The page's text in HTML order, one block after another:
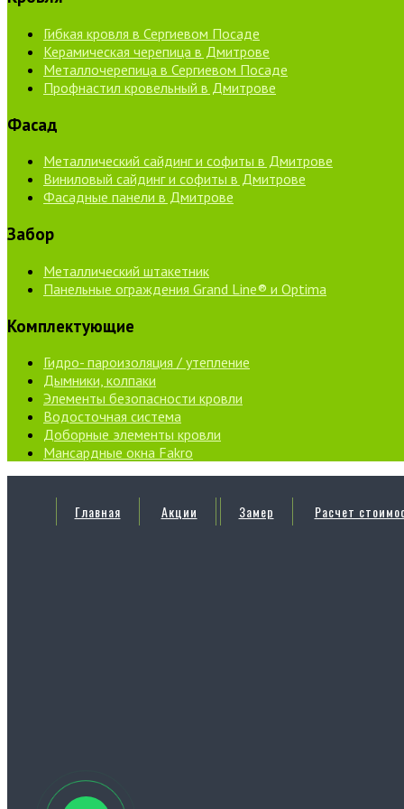
Гибкая кровля в Сергиевом Посаде
Керамическая черепица в Дмитрове
Металлочерепица в Сергиевом Посаде
Профнастил кровельный в Дмитрове
Фасад
Металлический сайдинг и софиты в Дмитрове
Виниловый сайдинг и софиты в Дмитрове
Фасадные панели в Дмитрове
Забор
Металлический штакетник
Панельные ограждения Grand Line® и Optima
Комплектующие
Гидро- пароизоляция / утепление
Дымники, колпаки
Элементы безопасности кровли
Водосточная система
Доборные элементы кровли
Мансардные окна Fakro
Главная Акции
Замер
Расчет